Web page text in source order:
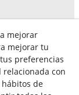
mejorar
mejorar tu
preferencias
con
de